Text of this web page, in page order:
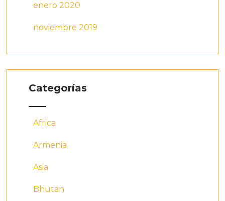
enero 2020
noviembre 2019
Categorías
Africa
Armenia
Asia
Bhutan